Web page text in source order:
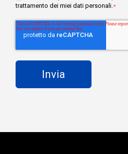
trattamento dei miei dati personali.*